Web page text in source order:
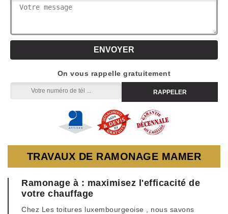
On vous rappelle gratuitement
TRAVAUX DE RAMONAGE MAMER
Ramonage à : maximisez l'efficacité de
votre chauffage
Chez Les toitures luxembourgeoise , nous savons